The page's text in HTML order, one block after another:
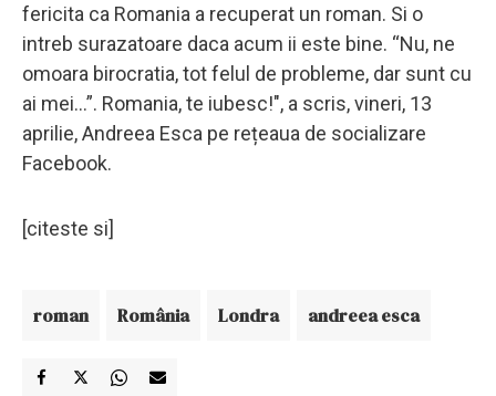
fericita ca Romania a recuperat un roman. Si o
intreb surazatoare daca acum ii este bine. “Nu, ne
omoara birocratia, tot felul de probleme, dar sunt cu
ai mei…”. Romania, te iubesc!", a scris, vineri, 13
aprilie, Andreea Esca pe rețeaua de socializare
Facebook.
[citeste si]
roman România Londra andreea esca